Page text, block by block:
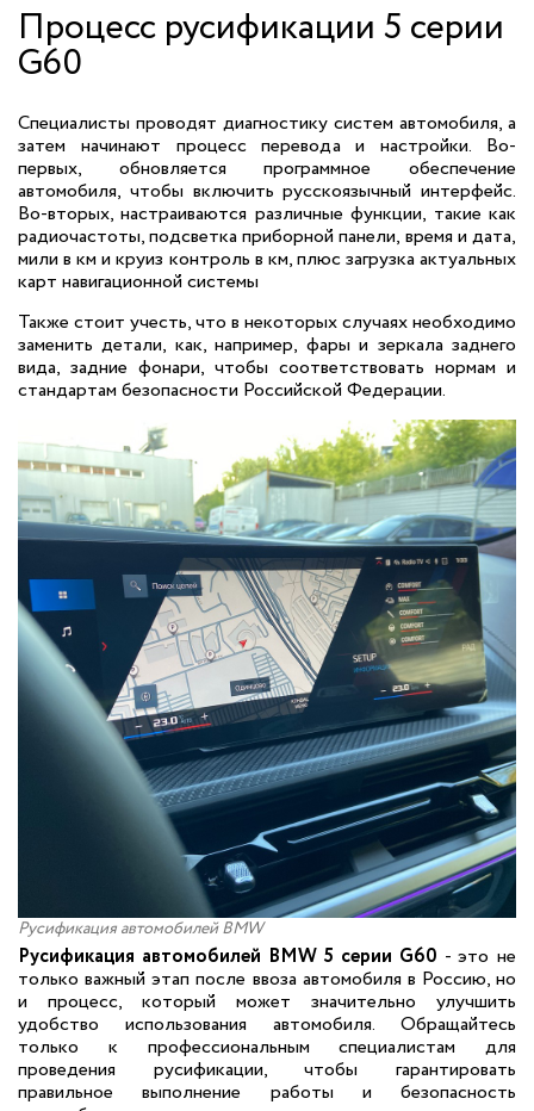
Процесс русификации 5 серии
G60
Специалисты проводят диагностику систем автомобиля, а
затем начинают процесс перевода и настройки. Во-
первых, обновляется программное обеспечение
автомобиля, чтобы включить русскоязычный интерфейс.
Во-вторых, настраиваются различные функции, такие как
радиочастоты, подсветка приборной панели, время и дата,
мили в км и круиз контроль в км, плюс загрузка актуальных
карт навигационной системы
Также стоит учесть, что в некоторых случаях необходимо
заменить детали, как, например, фары и зеркала заднего
вида, задние фонари, чтобы соответствовать нормам и
стандартам безопасности Российской Федерации.
Русификация автомобилей BMW
Русификация автомобилей BMW 5 серии G60 - это не
только важный этап после ввоза автомобиля в Россию, но
и процесс, который может значительно улучшить
удобство использования автомобиля. Обращайтесь
только к профессиональным специалистам для
проведения русификации, чтобы гарантировать
правильное выполнение работы и безопасность